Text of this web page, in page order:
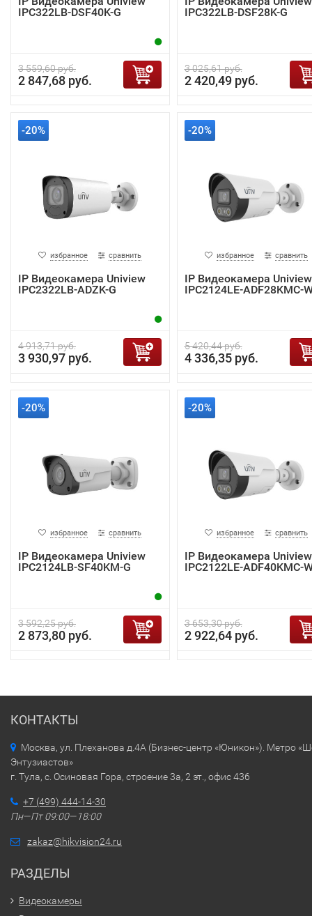
IPC322LB-DSF40K-G
3 559,60 руб.
2 847,68 руб.
IPC322LB-DSF28K-G
3 025,61 руб.
2 420,49 руб.
-20%
избранное сравнить
IP Видеокамера Uniview
IPC2322LB-ADZK-G
4 913,71 руб.
3 930,97 руб.
-20%
избранное сравнить
IP Видеокамера Uniview
IPC2124LE-ADF28KMC-
5 420,44 руб.
4 336,35 руб.
-20%
избранное сравнить
IP Видеокамера Uniview
IPC2124LB-SF40KM-G
3 592,25 руб.
2 873,80 руб.
-20%
избранное сравнить
IP Видеокамера Uniview
IPC2122LE-ADF40KMC-
3 653,30 руб.
2 922,64 руб.
КОНТАКТЫ
Москва, ул. Плеханова д.4А (Бизнес-центр «Юникон»). Метро
Энтузиастов»
г. Тула, с. Осиновая Гора, строение 3а, 2 эт., офис 436
+7 (499) 444-14-30
Пн—Пт 09:00—18:00
zakaz@hikvision24.ru
РАЗДЕЛЫ
Видеокамеры